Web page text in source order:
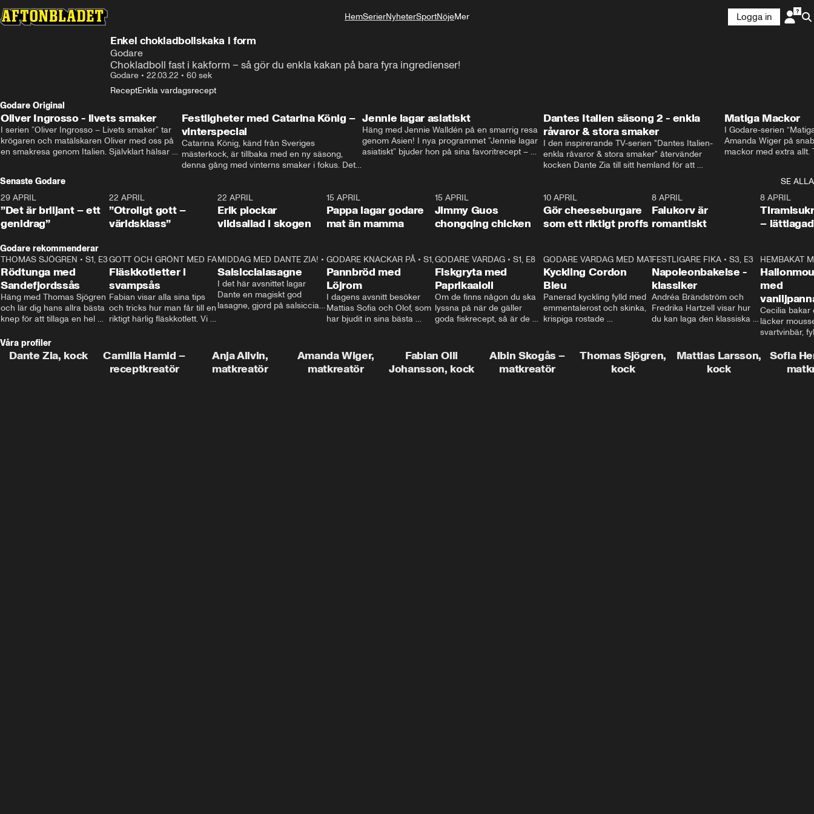
HemSerierNyheterSportNöjeMer
Logga in
Enkel chokladbollskaka i form
Godare
Chokladboll fast i kakform – så gör du enkla kakan på bara fyra ingredienser!
Godare • 22.03.22 • 60 sek
ReceptEnkla vardagsrecept
Godare Original
Oliver Ingrosso - livets smaker
I serien ”Oliver Ingrosso – Livets smaker” tar
krögaren och matälskaren Oliver med oss på
en smakresa genom Italien. Självklart hälsar
Festligheter med Catarina König –
vinterspecial
Catarina König, känd från Sveriges
mästerkock, är tillbaka med en ny säsong,
denna gång med vinterns smaker i fokus. Det
Jennie lagar asiatiskt
Häng med Jennie Walldén på en smarrig resa
genom Asien! I nya programmet ”Jennie lagar
asiatiskt” bjuder hon på sina favoritrecept –
Dantes Italien säsong 2 - enkla
råvaror & stora smaker
I den inspirerande TV-serien "Dantes Italien-
enkla råvaror & stora smaker" återvänder
kocken Dante Zia till sitt hemland för att
Dante regionen Emilia-Romagna och staden
Parma, där han upptäcker den genuina
matfilosofin Cucina Povera.
Matiga Mackor
I Godare-serien
Amanda Wiger på
mackor med extra allt.
italiensk variant med
festliga snittar som
Senaste Godare
SE ALLA
0:50
29 APRIL
”Det är briljant – ett
genidrag”
1:00
22 APRIL
”Otroligt gott –
världsklass”
22 APRIL
Erik plockar
vildsallad i skogen
15 APRIL
Pappa lagar godare
mat än mamma
15 APRIL
Jimmy Guos
chongqing chicken
2:04
10 APRIL
Gör cheeseburgare
som ett riktigt proffs
0:43
8 APRIL
Falukorv är
romantiskt
8 APRIL
–
Godare rekommenderar
13:56
THOMAS SJÖGREN • S1, E3
Rödtunga med
Sandefjordssås
Häng med Thomas Sjögren
och lär dig hans allra bästa
knep för att tillaga en hel
helstekt rödtunga med
sandefjordssås och en
magisk sallad på pepparrot
12:17
GOTT OCH GRÖNT MED FABBE•S2, E2
Fläskkotletter i
svampsås
Fabian visar alla sina tips
och tricks hur man får till en
riktigt härlig fläskkotlett. Vi
Fredrik som lämnat stan
och sadlat om till grisbonde
på Gotland.
16:10
MIDDAG MED DANTE ZIA! •S1, E1
Salsiccialasagne
I det här avsnittet lagar
Dante en magiskt god
lasagne, gjord på salsiccia
26:05
GODARE KNACKAR PÅ• S1, E3
Pannbröd med
Löjrom
I dagens avsnitt besöker
Mattias Sofia och Olof, som
har bjudit in sina bästa
visar hur man skapar en
riktig restaurangupplevelse
hemma, dom där extra
9:22
GODARE VARDAG• S1, E8
Fiskgryta med
Paprikaaioli
Om de finns någon du ska
lyssna på när de gäller
goda fiskrecept, så är de
livets fiskgryta. Den perfekta
vardagsmatsfavoriten som
funkar lika bra alla dagar i
11:35
GODARE VARDAG MED MATTIAS LARSSON•S1, E6
Kyckling Cordon
Bleu
Panerad kyckling fylld med
emmentalerost och skinka,
krispiga rostade
brynt smör och ärtor... Låter
det inte som en given succé
på middagsbordet i veckan?
13:18
FESTLIGARE FIKA •S3, E3
Napoleonbakelse -
klassiker
Andréa Brändström och
Fredrika Hartzell visar hur
du kan laga den klassiska
som imponerar vid varje
tillfälle!
HEMBAKAT
med
Cecilia bakar
läcker
svartvinbär,
som vilar
smulbotten.
allting med
Våra profiler
Dante Zia, kock
Camilla Hamid –
receptkreatör
Anja Allvin,
matkreatör
Amanda Wiger,
matkreatör
Fabian Olli
Johansson, kock
Albin Skogås –
matkreatör
Thomas Sjögren,
kock
Mattias Larsson,
kock
Sofia